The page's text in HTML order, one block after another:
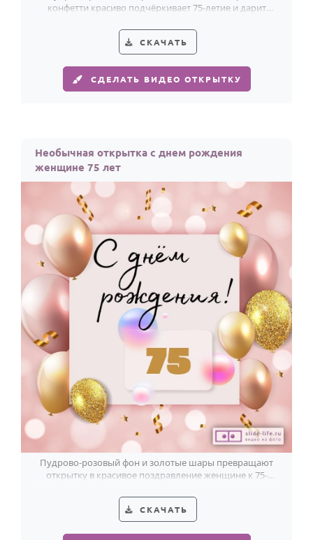
конфетти красиво подчёркивает 75-летие и дарит
СКАЧАТЬ
СДЕЛАТЬ ВИДЕО ОТКРЫТКУ
Необычная открытка с днем рождения
женщине 75 лет
Пудрово-розовый фон и золотые шары превращают
открытку в красивое поздравление женщине к 75-
СКАЧАТЬ